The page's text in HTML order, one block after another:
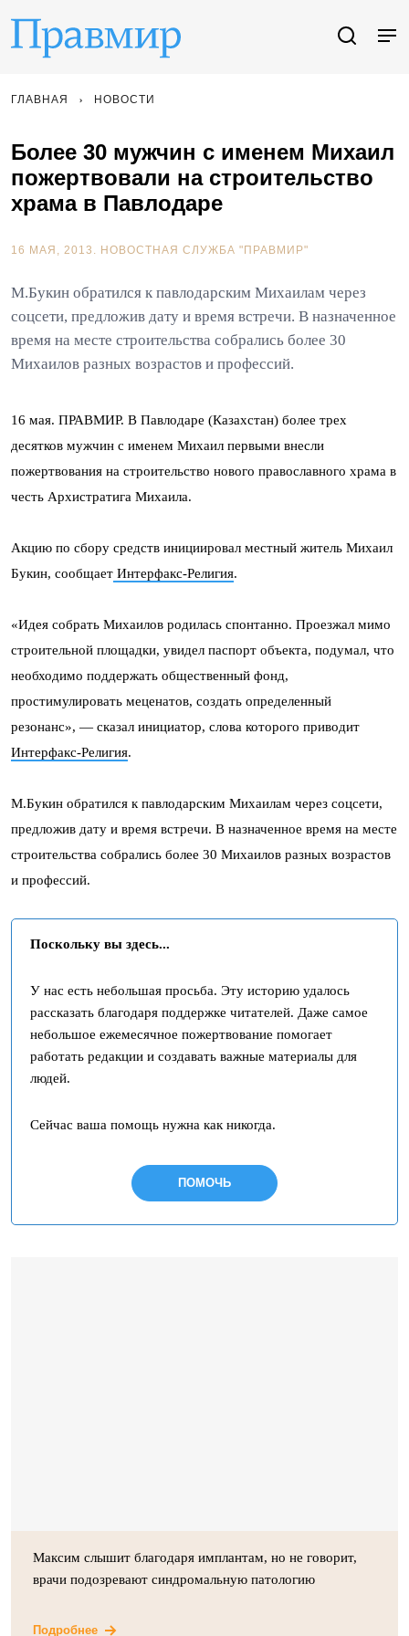
ГЛАВНАЯ НОВОСТИ
Более 30 мужчин с именем Михаил
пожертвовали на строительство
храма в Павлодаре
16 МАЯ, 2013. НОВОСТНАЯ СЛУЖБА "ПРАВМИР"
М.Букин обратился к павлодарским Михаилам через
соцсети, предложив дату и время встречи. В назначенное
время на месте строительства собрались более 30
Михаилов разных возрастов и профессий.
16 мая. ПРАВМИР. В Павлодаре (Казахстан) более трех
десятков мужчин с именем Михаил первыми внесли
пожертвования на строительство нового православного храма в
честь Архистратига Михаила.
Акцию по сбору средств инициировал местный житель Михаил
Букин, сообщает Интерфакс-Религия.
«Идея собрать Михаилов родилась спонтанно. Проезжал мимо
строительной площадки, увидел паспорт объекта, подумал, что
необходимо поддержать общественный фонд,
простимулировать меценатов, создать определенный
резонанс», — сказал инициатор, слова которого приводит
Интерфакс-Религия.
М.Букин обратился к павлодарским Михаилам через соцсети,
предложив дату и время встречи. В назначенное время на месте
строительства собрались более 30 Михаилов разных возрастов
и профессий.
Поскольку вы здесь...
У нас есть небольшая просьба. Эту историю удалось
рассказать благодаря поддержке читателей. Даже самое
небольшое ежемесячное пожертвование помогает
работать редакции и создавать важные материалы для
людей.
Сейчас ваша помощь нужна как никогда.
ПОМОЧЬ
Максим слышит благодаря имплантам, но не говорит,
врачи подозревают синдромальную патологию
Подробнее